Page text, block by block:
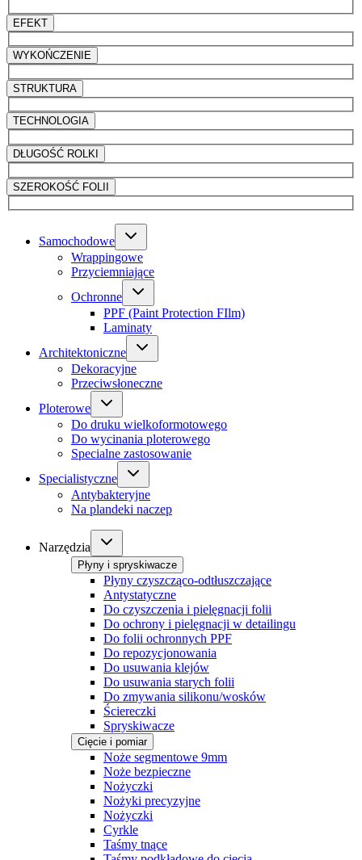
EFEKT
WYKOŃCZENIE
STRUKTURA
TECHNOLOGIA
DŁUGOŚĆ ROLKI
SZEROKOŚĆ FOLII
Samochodowe
Wrappingowe
Przyciemniające
Ochronne
PPF (Paint Protection FIlm)
Laminaty
Architektoniczne
Dekoracyjne
Przeciwsłoneczne
Ploterowe
Do druku wielkoformotowego
Do wycinania ploterowego
Specialne zastosowanie
Specialistyczne
Antybakteryjne
Na plandeki naczep
Narzędzia
Płyny i spryskiwacze
Płyny czyszcząco-odtłuszczające
Antystatyczne
Do czyszczenia i pielęgnacji folii
Do ochrony i pielęgnacji w detailingu
Do folii ochronnych PPF
Do repozycjonowania
Do usuwania klejów
Do usuwania starych folii
Do zmywania silikonu/wosków
Ściereczki
Spryskiwacze
Cięcie i pomiar
Noże segmentowe 9mm
Noże bezpieczne
Nożyczki
Nożyki precyzyjne
Nożyczki
Cyrkle
Taśmy tnące